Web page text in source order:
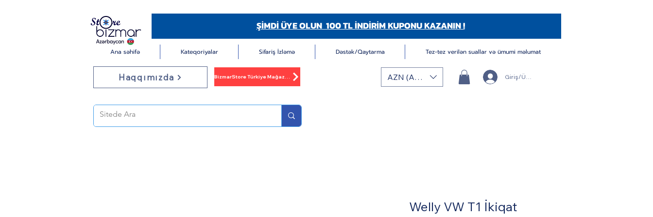
ŞİMDİ ÜYE OLUN 100 TL İNDİRİM KUPONU KAZANIN !
Ana səhifə Kateqoriyalar Sifariş İzləmə Dəstək/Qaytarma Tez-tez verilən suallar və ümumi məlumat
Haqqımızda BizmarStore Türkiye Mağazası AZN (AZN) Giriş/Üye Ol
Welly VW T1 İkiqat